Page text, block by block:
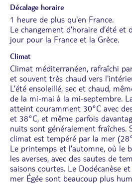
Décalage horaire
1 heure de plus qu'en France.
Le changement d’horaire d’été et
jour pour la France et la Grèce.
Climat
Climat méditerranéen, rafraîchi
et souvent très chaud vers
L’été ensoleillé, sec et chaud,
de la mi-mai à la mi-septembre.
atteint couramment 30°C avec
et 38°C, et même parfois
nuits sont généralement fraîches.
climat est tempéré par la mer
Le printemps et l’automne, où le
les averses, avec des sautes de
saisons courtes. Le Dodécanèse
mer Égée sont beaucoup plus